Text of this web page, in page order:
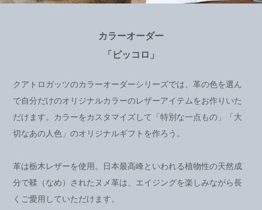
カラーオーダー
「ピッコロ」
クアトロガッツのカラーオーダーシリーズでは、革の色を選ん
で自分だけのオリジナルカラーのレザーアイテムをお作りいた
だけます。カラーをカスタマイズして「特別な一点もの」「大
切なあの人色」のオリジナルギフトを作ろう。
革は栃木レザーを使用。日本最高峰といわれる植物性の天然成
分で鞣（なめ）されたヌメ革は、エイジングを楽しみながら長
くご愛用していただけます。